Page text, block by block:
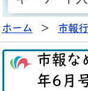
ホーム > 市報
市報な
年6月